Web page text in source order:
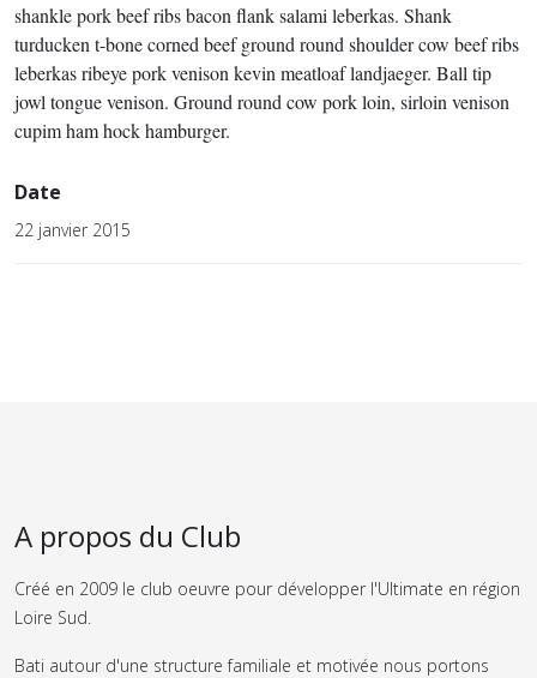
shankle pork beef ribs bacon flank salami leberkas. Shank
turducken t-bone corned beef ground round shoulder cow beef ribs
leberkas ribeye pork venison kevin meatloaf landjaeger. Ball tip
jowl tongue venison. Ground round cow pork loin, sirloin venison
cupim ham hock hamburger.
Date
22 janvier 2015
A propos du Club
Créé en 2009 le club oeuvre pour développer l'Ultimate en région
Loire Sud.
Bati autour d'une structure familiale et motivée nous portons